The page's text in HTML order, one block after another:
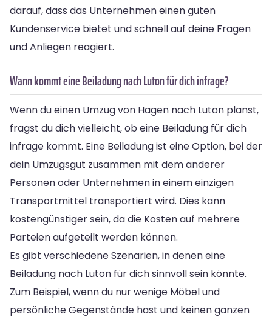
darauf, dass das Unternehmen einen guten
Kundenservice bietet und schnell auf deine Fragen
und Anliegen reagiert.
Wann kommt eine Beiladung nach Luton für dich infrage?
Wenn du einen Umzug von Hagen nach Luton planst,
fragst du dich vielleicht, ob eine Beiladung für dich
infrage kommt. Eine Beiladung ist eine Option, bei der
dein Umzugsgut zusammen mit dem anderer
Personen oder Unternehmen in einem einzigen
Transportmittel transportiert wird. Dies kann
kostengünstiger sein, da die Kosten auf mehrere
Parteien aufgeteilt werden können.
Es gibt verschiedene Szenarien, in denen eine
Beiladung nach Luton für dich sinnvoll sein könnte.
Zum Beispiel, wenn du nur wenige Möbel und
persönliche Gegenstände hast und keinen ganzen